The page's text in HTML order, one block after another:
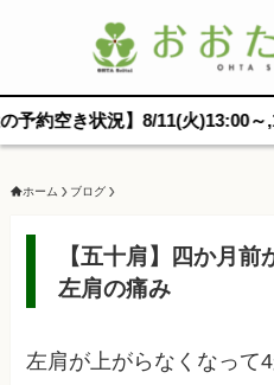
状況】8/11(火)13:00～,14:30～
ホーム ブログ
【五十肩】四か月
左肩の痛み
左肩が上がらなくなって